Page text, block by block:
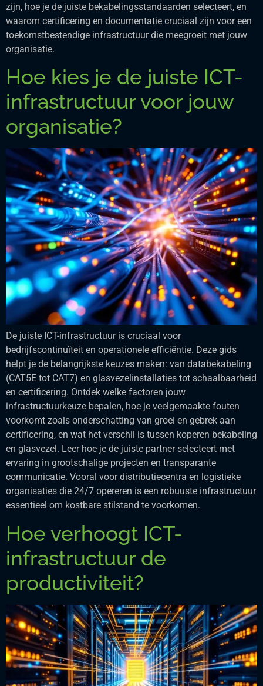
zijn, hoe je de juiste bekabelingsstandaarden selecteert, en
waarom certificering en documentatie cruciaal zijn voor een
toekomstbestendige infrastructuur die meegroeit met jouw
organisatie.
Hoe kies je de juiste ICT-
infrastructuur voor jouw
organisatie?
De juiste ICT-infrastructuur is cruciaal voor
bedrijfscontinuïteit en operationele efficiëntie. Deze gids
helpt je de belangrijkste keuzes maken: van databekabeling
(CAT5E tot CAT7) en glasvezelinstallaties tot schaalbaarheid
en certificering. Ontdek welke factoren jouw
infrastructuurkeuze bepalen, hoe je veelgemaakte fouten
voorkomt zoals onderschatting van groei en gebrek aan
certificering, en wat het verschil is tussen koperen bekabeling
en glasvezel. Leer hoe je de juiste partner selecteert met
ervaring in grootschalige projecten en transparante
communicatie. Vooral voor distributiecentra en logistieke
organisaties die 24/7 opereren is een robuuste infrastructuur
essentieel om kostbare stilstand te voorkomen.
Hoe verhoogt ICT-
infrastructuur de
productiviteit?